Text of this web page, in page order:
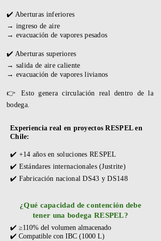
✔️ Aberturas inferiores
→ ingreso de aire
→ evacuación de vapores pesados
✔️ Aberturas superiores
→ salida de aire caliente
→ evacuación de vapores livianos
👉 Esto genera circulación real dentro de la
bodega.
Experiencia real en proyectos RESPEL en
Chile:
✔️ +14 años en soluciones RESPEL
✔️ Estándares internacionales (Justrite)
✔️ Fabricación nacional DS43 y DS148
¿Qué capacidad de contención debe
tener una bodega RESPEL?
✔️ ≥110% del volumen almacenado
✔️ Compatible con IBC (1000 L)